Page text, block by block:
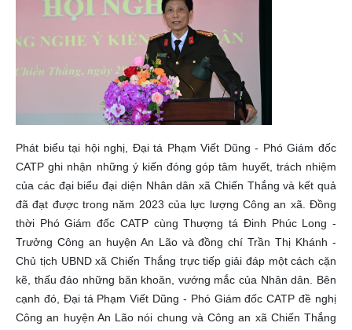
Phát biểu tại hội nghị, Đại tá Phạm Viết Dũng - Phó Giám đốc
CATP ghi nhận những ý kiến đóng góp tâm huyết, trách nhiệm
của các đại biểu đại diện Nhân dân xã Chiến Thắng và kết quả
đã đạt được trong năm 2023 của lực lượng Công an xã. Đồng
thời Phó Giám đốc CATP cùng Thượng tá Đinh Phúc Long -
Trưởng Công an huyện An Lão và đồng chí Trần Thị Khánh -
Chủ tịch UBND xã Chiến Thắng trực tiếp giải đáp một cách cặn
kẽ, thấu đáo những băn khoăn, vướng mắc của Nhân dân. Bên
cạnh đó, Đại tá Phạm Viết Dũng - Phó Giám đốc CATP đề nghị
Công an huyện An Lão nói chung và Công an xã Chiến Thắng